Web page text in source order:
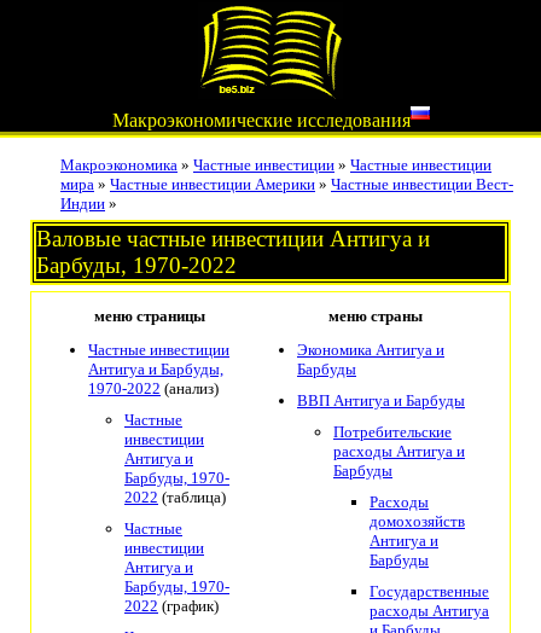
Макроэкономические исследования
Макроэкономика » Частные инвестиции » Частные инвестиции
мира » Частные инвестиции Америки » Частные инвестиции Вест-
Индии »
Валовые частные инвестиции Антигуа и
Барбуды, 1970-2022
меню страницы
меню страны
Частные инвестиции
Антигуа и Барбуды,
1970-2022 (анализ)
Частные
инвестиции
Антигуа и
Барбуды, 1970-
2022 (таблица)
Частные
инвестиции
Антигуа и
Барбуды, 1970-
2022 (график)
Экономика Антигуа и
Барбуды
ВВП Антигуа и Барбуды
Потребительские
расходы Антигуа и
Барбуды
Расходы
домохозяйств
Антигуа и
Барбуды
Государственные
расходы Антигуа